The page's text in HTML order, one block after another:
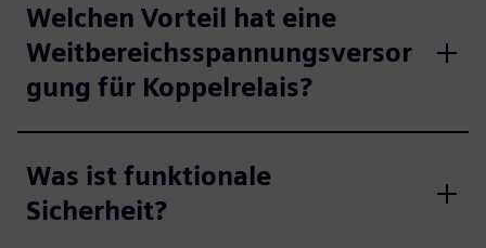
Welchen Vorteil hat eine
Weitbereichsspannungsversor
gung für Koppelrelais?
Was ist funktionale
Sicherheit?